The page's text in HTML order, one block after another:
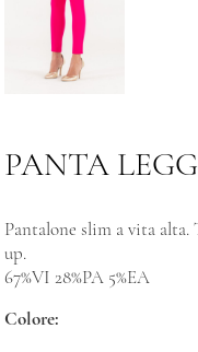
PANTA
Pantalone slim a vita
up.
67%VI 28%PA 5%EA
Colore